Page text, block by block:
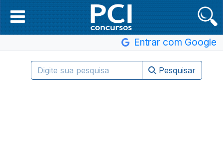
Entrar com Google
Pesquisar